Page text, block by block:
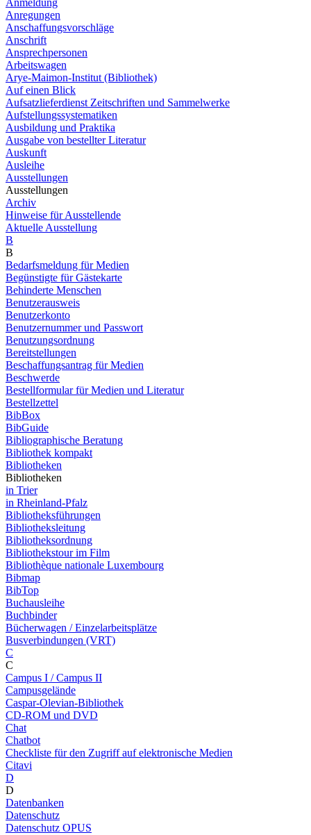
Anmeldung
Anregungen
Anschaffungsvorschläge
Anschrift
Ansprechpersonen
Arbeitswagen
Arye-Maimon-Institut (Bibliothek)
Auf einen Blick
Aufsatzlieferdienst Zeitschriften und Sammelwerke
Aufstellungssystematiken
Ausbildung und Praktika
Ausgabe von bestellter Literatur
Auskunft
Ausleihe
Ausstellungen
Ausstellungen
Archiv
Hinweise für Ausstellende
Aktuelle Ausstellung
B
B
Bedarfsmeldung für Medien
Begünstigte für Gästekarte
Behinderte Menschen
Benutzerausweis
Benutzerkonto
Benutzernummer und Passwort
Benutzungsordnung
Bereitstellungen
Beschaffungsantrag für Medien
Beschwerde
Bestellformular für Medien und Literatur
Bestellzettel
BibBox
BibGuide
Bibliographische Beratung
Bibliothek kompakt
Bibliotheken
Bibliotheken
in Trier
in Rheinland-Pfalz
Bibliotheksführungen
Bibliotheksleitung
Bibliotheksordnung
Bibliothekstour im Film
Bibliothèque nationale Luxembourg
Bibmap
BibTop
Buchausleihe
Buchbinder
Bücherwagen / Einzelarbeitsplätze
Busverbindungen (VRT)
C
C
Campus I / Campus II
Campusgelände
Caspar-Olevian-Bibliothek
CD-ROM und DVD
Chat
Chatbot
Checkliste für den Zugriff auf elektronische Medien
Citavi
D
D
Datenbanken
Datenschutz
Datenschutz OPUS